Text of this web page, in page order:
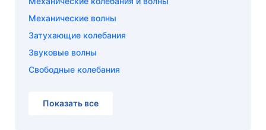
Механические волны
Затухающие колебания
Звуковые волны
Свободные колебания
Показать все